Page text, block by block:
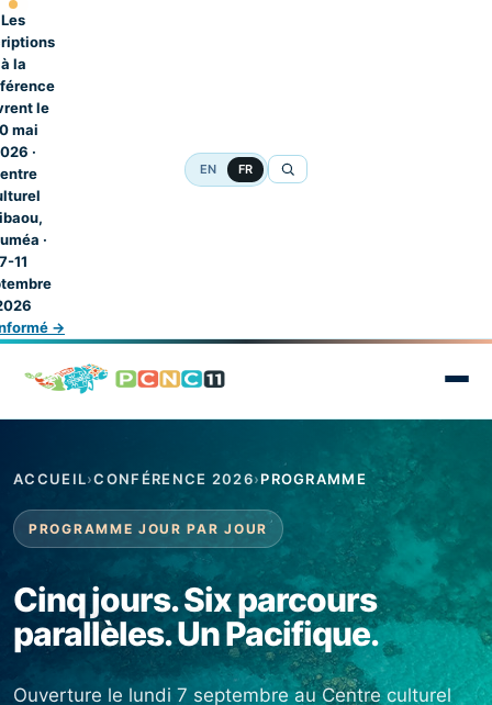
Aller au contenu principal
Les
à la
le
mai
·
·
7-11
→
EN FR
ACCUEIL›CONFÉRENCE 2026›PROGRAMME
PROGRAMME JOUR PAR JOUR
Cinq jours. Six parcours
parallèles. Un Pacifique.
Ouverture le lundi 7 septembre au Centre culturel